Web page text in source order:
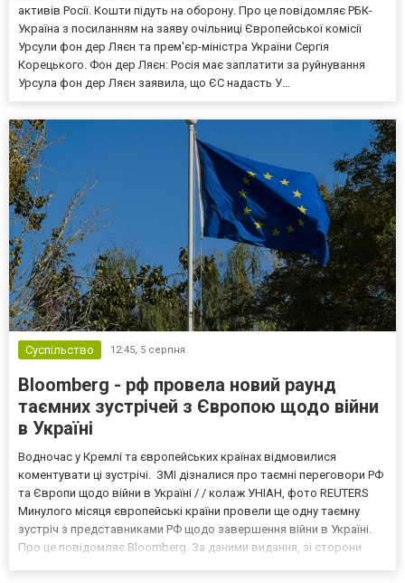
активів Росії. Кошти підуть на оборону. Про це повідомляє РБК-
Україна з посиланням на заяву очільниці Європейської комісії
Урсули фон дер Ляєн та прем'єр-міністра України Сергія
Корецького. Фон дер Ляєн: Росія має заплатити за руйнування
Урсула фон дер Ляєн заявила, що ЄС надасть У...
Суспільство 12:45, 5 серпня
Bloomberg - рф провела новий раунд
таємних зустрічей з Європою щодо війни
в Україні
Водночас у Кремлі та європейських країнах відмовилися
коментувати ці зустрічі. ЗМІ дізналися про таємні переговори РФ
та Європи щодо війни в Україні / / колаж УНІАН, фото REUTERS
Минулого місяця європейські країни провели ще одну таємну
зустріч з представниками РФ щодо завершення війни в Україні.
Про це повідомляє Bloomberg. За даними видання, зі сторони